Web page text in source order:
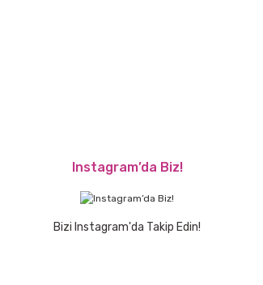
Instagram’da Biz!
Bizi Instagram'da Takip Edin!